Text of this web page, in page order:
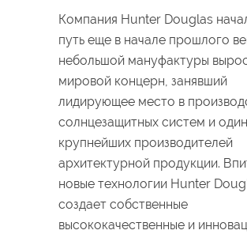
Компания Hunter Douglas
путь еще в начале прошлого
небольшой мануфактуры
мировой концерн, занявший
лидирующее место в
солнцезащитных систем и
крупнейших производителей
архитектурной продукции.
новые технологии Hunter
создает собственные
высококачественные и